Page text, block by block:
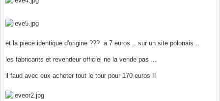
et la piece identique d'origine ??? a 7 euros .. sur un site polonais ..
les fabricants et revendeur officiel ne la vende pas ...
il faud avec eux acheter tout le tour pour 170 euros !!